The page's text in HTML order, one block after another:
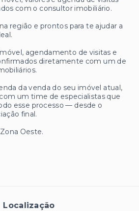
com o consultor imobiliário.
região e prontos para te ajudar a
agendamento de visitas e
diretamente com um de
da venda do seu imóvel atual,
um time de especialistas que
esse processo — desde o
final.
Oeste.
Localização